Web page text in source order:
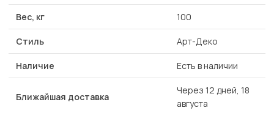
Вес, кг 100
Стиль Арт-Деко
Наличие Есть в наличии
Ближайшая доставка
Через 12 дней, 18
августа